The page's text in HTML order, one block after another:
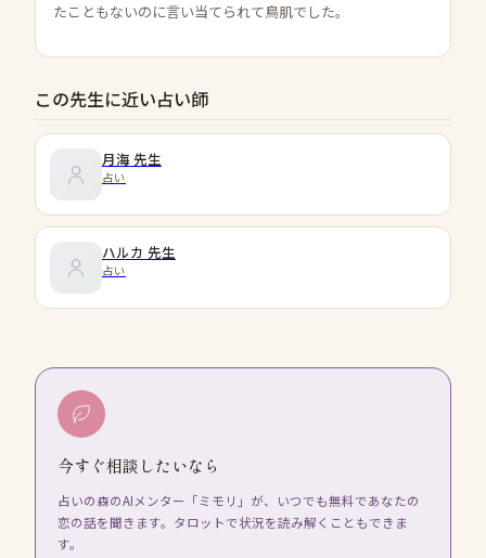
たこともないのに言い当てられて鳥肌でした。
この先生に近い占い師
月海 先生
占い
ハルカ 先生
占い
今すぐ相談したいなら
占いの森のAIメンター「ミモリ」が、いつでも無料であなたの
恋の話を聞きます。タロットで状況を読み解くこともできま
す。